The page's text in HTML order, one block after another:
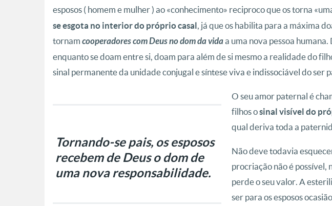
esposos ( homem e mulher ) ao «conhecimento» reciproco que os torna
se esgota no interior do próprio casal, já que os habilita para a máxima
tornamcooperadores com Deus no dom da vidaa uma nova pessoa
enquanto se doam entre si, doam para além de si mesmo a realidade do
sinal permanente da unidade conjugal e síntese viva e indissociável do ser
Tornando-se pais, os esposos
recebem de Deus o dom de
uma nova responsabilidade.
O seu amor paternal é
filhos osinal visível do
qual deriva toda a
Não deve todavia
procriação não é possível,
perde o seu valor. A
ser para os esposos